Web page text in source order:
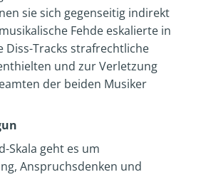
sie sich gegenseitig indirekt
Fehde eskalierte in
Diss-Tracks strafrechtliche
und zur Verletzung
der beiden Musiker
Skala geht es um
Anspruchsdenken und